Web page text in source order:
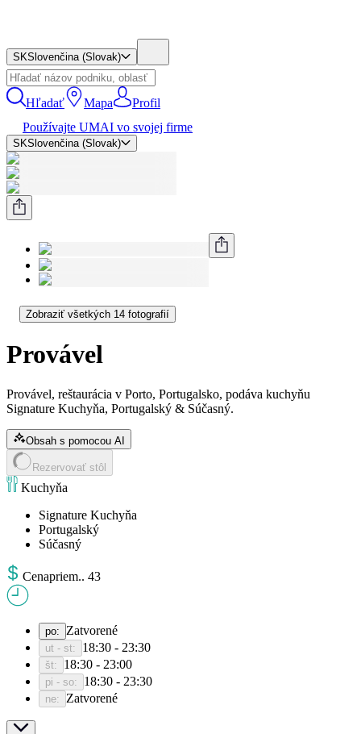
SKSlovenčina (Slovak)
Hľadať Mapa
Profil
Používajte UMAI vo svojej firme
SKSlovenčina (Slovak)
Zobraziť všetkých 14 fotografií
Provável
Provável, reštaurácia v Porto, Portugalsko, podáva kuchyňu
Signature Kuchyňa, Portugalský & Súčasný.
Obsah s pomocou AI
Rezervovať stôl
Kuchyňa
Signature Kuchyňa
Portugalský
Súčasný
Cenapriem.. 43
po: Zatvorené
ut - st: 18:30 - 23:30
št: 18:30 - 23:00
pi - so: 18:30 - 23:30
ne: Zatvorené